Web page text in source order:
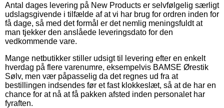
Antal dages levering på New Products er selvfølgelig særligt
udslagsgivende i tilfælde af at vi har brug for ordren inden for
få dage, så med det formål er det nemlig meningsfuldt at
man tjekker den anslåede leveringsdato for den
vedkommende vare.
Mange netbutikker stiller udsigt til levering efter en enkelt
hverdag på flere varenumre, eksempelvis BAMSE Ørestik
Sølv, men vær påpasselig da det regnes ud fra at
bestillingen indsendes før et fast klokkeslæt, så at de har en
chance for at nå at få pakken afsted inden personalet har
fyraften.